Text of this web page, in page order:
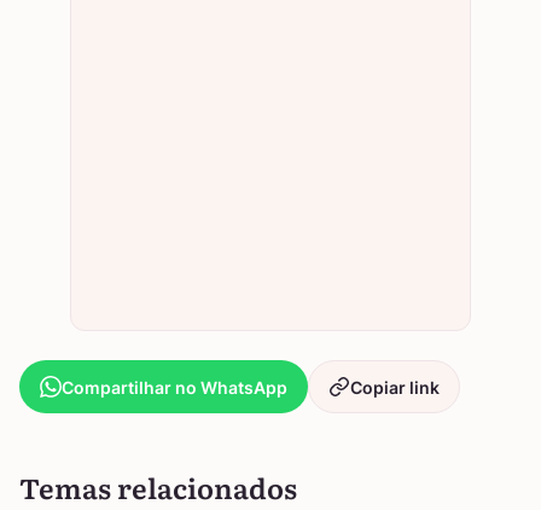
Compartilhar no WhatsApp Copiar link
Temas relacionados